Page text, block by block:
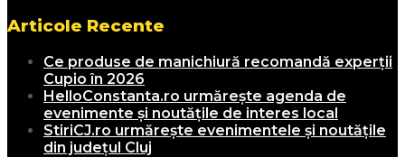
Articole Recente
Ce produse de manichiură recomandă experții
Cupio în 2026
HelloConstanta.ro urmărește agenda de
evenimente și noutățile de interes local
StiriCJ.ro urmărește evenimentele și noutățile
din județul Cluj